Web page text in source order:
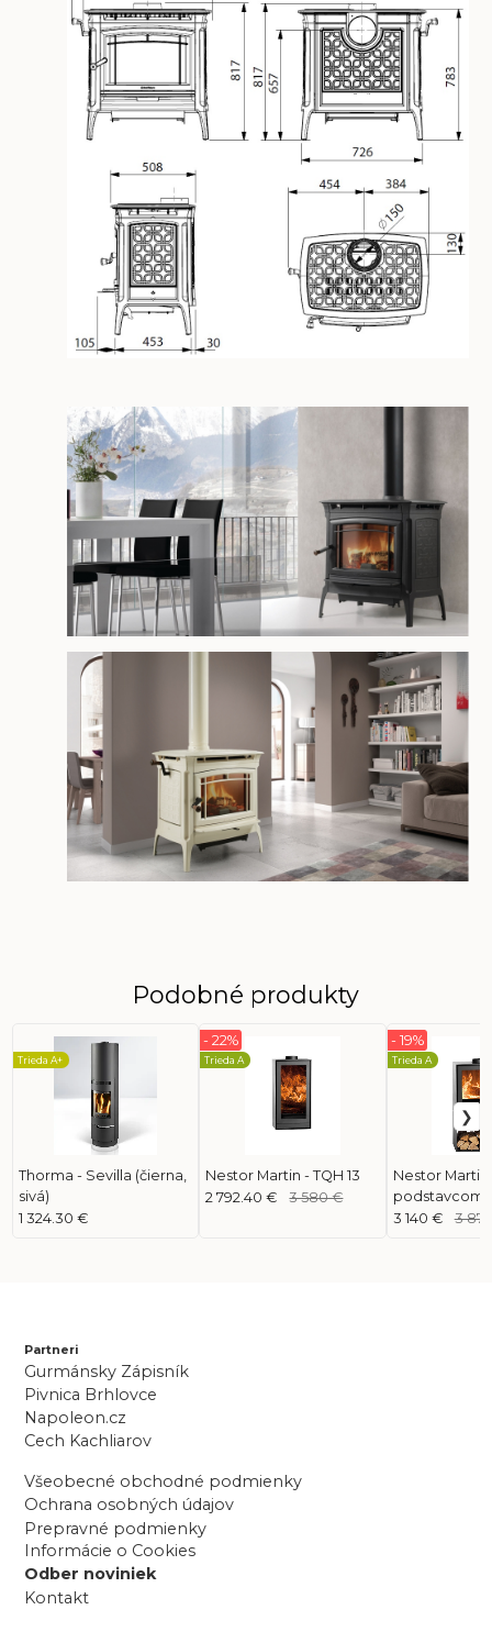
Podobné produkty
Thorma - Sevilla (čierna,
sivá)
Trieda A+
1 324.30 €
Nestor Martin - TQH 13
Trieda A
- 22%
2 792.40 € 3 580 €
Nestor Martin
podstavcom
Trieda A
- 19%
3 140 € 3
Partneri
Gurmánsky Zápisník
Pivnica Brhlovce
Napoleon.cz
Cech Kachliarov
Všeobecné obchodné podmienky
Ochrana osobných údajov
Prepravné podmienky
Informácie o Cookies
Odber noviniek
Kontakt